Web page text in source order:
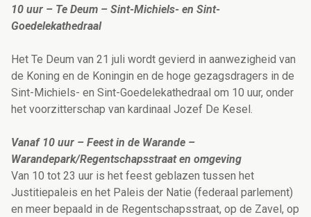
10 uur – Te Deum – Sint-Michiels- en Sint-
Goedelekathedraal
Het Te Deum van 21 juli wordt gevierd in aanwezigheid van
de Koning en de Koningin en de hoge gezagsdragers in de
Sint-Michiels- en Sint-Goedelekathedraal om 10 uur, onder
het voorzitterschap van kardinaal Jozef De Kesel.
Vanaf 10 uur – Feest in de Warande –
Warandepark/Regentschapsstraat en omgeving
Van 10 tot 23 uur is het feest geblazen tussen het
Justitiepaleis en het Paleis der Natie (federaal parlement)
en meer bepaald in de Regentschapsstraat, op de Zavel, op